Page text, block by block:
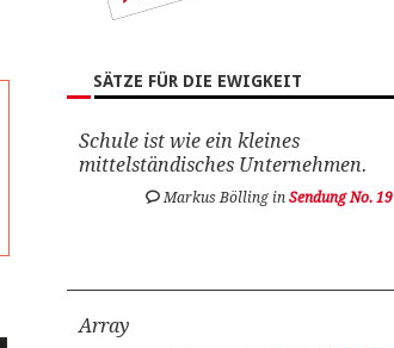
SÄTZE FÜR DIE EWIGKEIT
Schule ist wie ein kleines
mittelständisches Unternehmen.
Markus Bölling inSendung No. 19
Array